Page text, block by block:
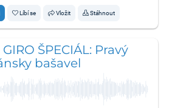
Líbí se Vložit Stáhnout
ŠPECIÁL: Pravý
bašavel